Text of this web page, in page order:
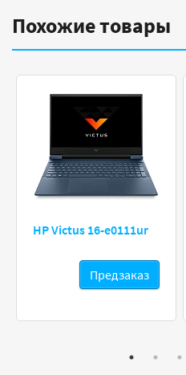
Похожие товары
HP Victus 16-e0111ur
Предзаказ